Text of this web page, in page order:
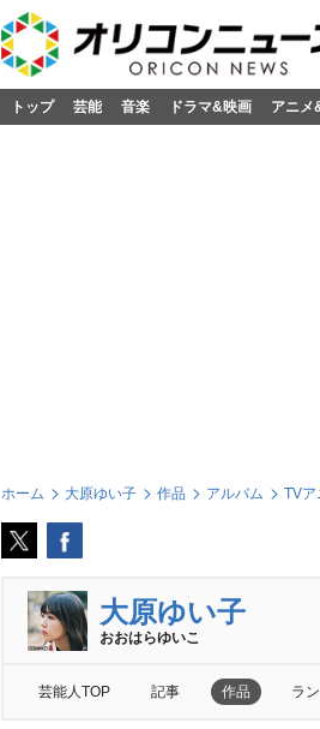
トップ 芸能 音楽 ドラマ&映画 アニメ
ホーム 大原ゆい子 作品 アルバム TV
大原ゆい子
おおはらゆいこ
芸能人TOP 記事 作品 ラ